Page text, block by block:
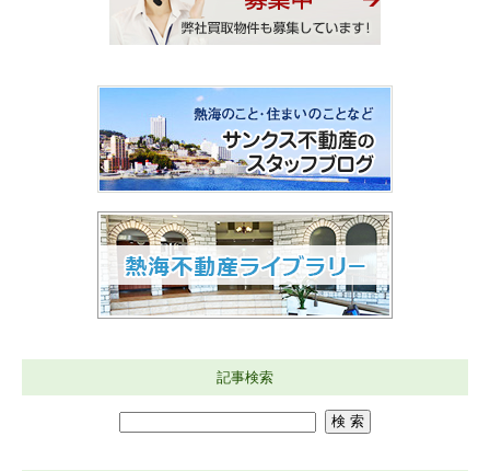
記事検索